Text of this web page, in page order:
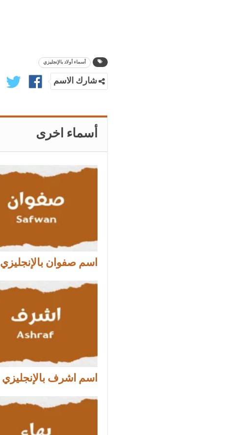
أسماء أولاد بالإنجليزي
شارك الاسم
أسماء اخرى
اسم صفوان بالإنجليزي
اسم اشرف بالإنجليزي